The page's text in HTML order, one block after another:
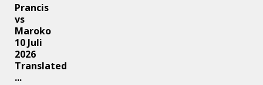
Prancis
vs
Maroko
10 Juli
2026
Translated
...